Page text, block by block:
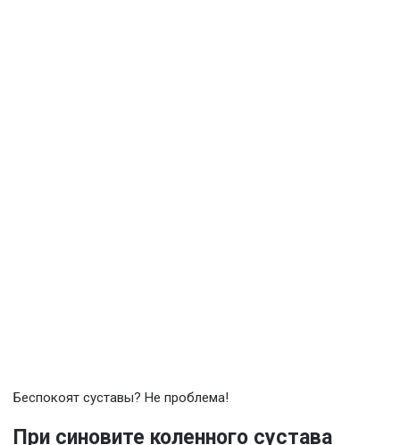
Беспокоят суставы? Не проблема!
При синовите коленного сустава